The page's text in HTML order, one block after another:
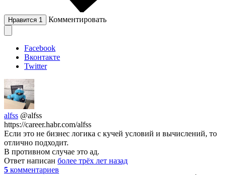
Нравится 1 Комментировать
Facebook
Вконтакте
Twitter
alfss @alfss
https://career.habr.com/alfss
Если это не бизнес логика с кучей условий и вычислений, то
отлично подходит.
В противном случае это ад.
Ответ написан более трёх лет назад
5 комментариев